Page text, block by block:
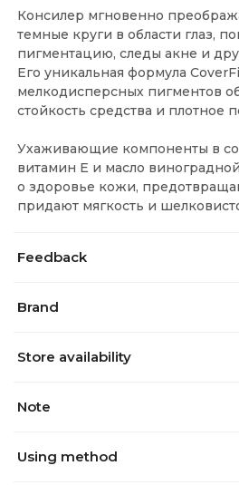
Консилер мгновенно
темные круги в области глаз,
пигментацию, следы акне и
Его уникальная формула
мелкодисперсных пигментов
стойкость средства и плотное
Ухаживающие компоненты в
витамин Е и масло виноградной
о здоровье кожи,
придают мягкость и
Feedback
Brand
Store availability
Note
Using method